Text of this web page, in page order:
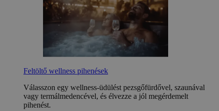
Feltöltő wellness pihenések
Válasszon egy wellness-üdülést pezsgőfürdővel, szaunával
vagy termálmedencével, és élvezze a jól megérdemelt
pihenést.